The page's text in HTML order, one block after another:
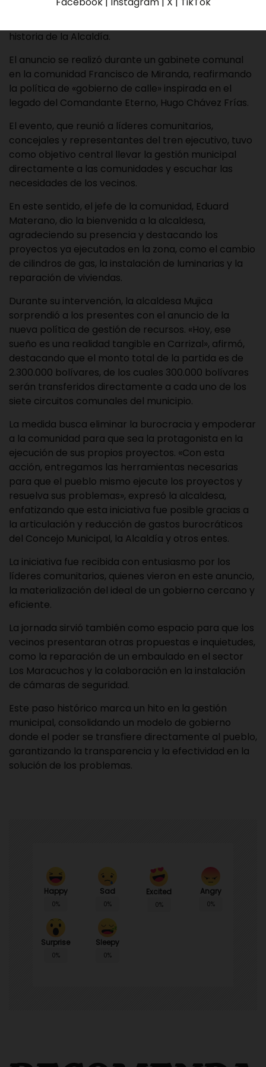
anunció la creación de una partida presupuestaria
historia de la Alcaldía.
El anuncio se realizó durante un gabinete comunal
en la comunidad Francisco de Miranda, reafirmando
la política de «gobierno de calle» inspirada en el
legado del Comandante Eterno, Hugo Chávez Frías.
El evento, que reunió a líderes comunitarios,
concejales y representantes del tren ejecutivo, tuvo
como objetivo central llevar la gestión municipal
directamente a las comunidades y escuchar las
necesidades de los vecinos.
En este sentido, el jefe de la comunidad, Eduard
Materano, dio la bienvenida a la alcaldesa,
agradeciendo su presencia y destacando los
proyectos ya ejecutados en la zona, como el cambio
de cilindros de gas, la instalación de luminarias y la
reparación de viviendas.
Durante su intervención, la alcaldesa Mujica
sorprendió a los presentes con el anuncio de la
nueva política de gestión de recursos. «Hoy, ese
sueño es una realidad tangible en Carrizal», afirmó,
destacando que el monto total de la partida es de
2.300.000 bolívares, de los cuales 300.000 bolívares
serán transferidos directamente a cada uno de los
siete circuitos comunales del municipio.
La medida busca eliminar la burocracia y empoderar
a la comunidad para que sea la protagonista en la
ejecución de sus propios proyectos. «Con esta
acción, entregamos las herramientas necesarias
para que el pueblo mismo ejecute los proyectos y
resuelva sus problemas», expresó la alcaldesa,
enfatizando que esta iniciativa fue posible gracias a
la articulación y reducción de gastos burocráticos
del Concejo Municipal, la Alcaldía y otros entes.
La iniciativa fue recibida con entusiasmo por los
líderes comunitarios, quienes vieron en este anuncio,
la materialización del ideal de un gobierno cercano y
eficiente.
La jornada sirvió también como espacio para que los
vecinos presentaran otras propuestas e inquietudes,
como la reparación de un embaulado en el sector
Los Maracuchos y la colaboración en la instalación
de cámaras de seguridad.
Este paso histórico marca un hito en la gestión
municipal, consolidando un modelo de gobierno
donde el poder se transfiere directamente al pueblo,
garantizando la transparencia y la efectividad en la
solución de los problemas.
Happy
0%
Sad
0%
Excited
0%
Angry
0%
Surprise
0%
Sleepy
0%